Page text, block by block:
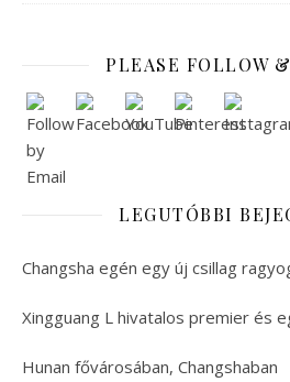
PLEASE FOLLOW
LEGUTÓBBI
Changsha egén egy új csillag
Xingguang L hivatalos premier és
Hunan fővárosában, Changshaban